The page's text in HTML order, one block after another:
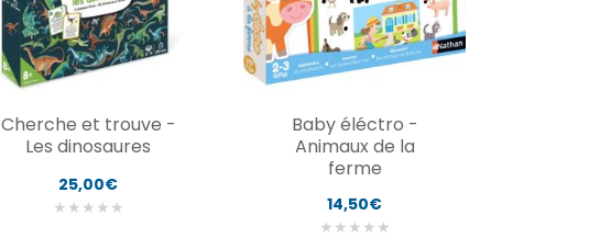
Cherche et trouve -
Les dinosaures
25,00€
★ ★ ★ ★ ★
Baby éléctro -
Animaux de la
ferme
14,50€
★ ★ ★ ★ ★